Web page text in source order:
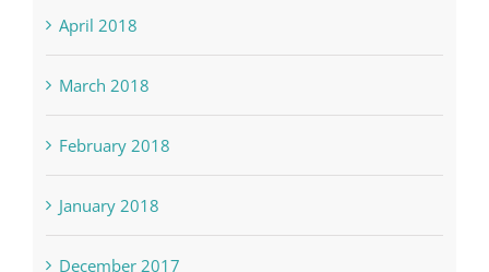
April 2018
March 2018
February 2018
January 2018
December 2017